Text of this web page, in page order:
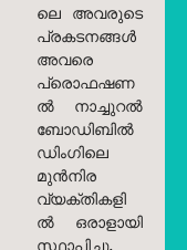
ലെ അവരുടെ
പ്രകടനങ്ങൾ
അവരെ
പ്രൊഫഷണ
ൽ നാച്ചുറൽ
ബോഡിബിൽ
ഡിംഗിലെ
മുൻനിര
വ്യക്തികളി
ൽ ഒരാളായി
സ്ഥാപിച്ചു.